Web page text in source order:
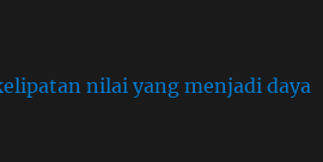
nilai yang menjadi daya